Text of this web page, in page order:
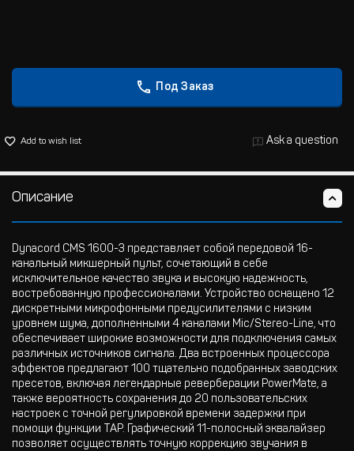
Под Заказ
Add to wish list Ask a question
Описание
Dynacord CMS 1600-3 представляет собой передовой 16-
канальный микшерный пульт, сочетающий в себе
исключительное качество звука и высокую надежность,
востребованную профессионалами. Устройство оснащено 12
дискретными микрофонными предусилителями с низким
уровнем шума, дополненными 4 каналами Mic/Stereo-Line, что
обеспечивает широкие возможности для подключения самых
различных источников сигнала. Два встроенных процессора
эффектов предлагают 100 тщательно подобранных заводских
пресетов, включая легендарные реверберации PowerMate, а
также вероятность сохранения до 20 пользовательских
настроек с точной регулировкой времени задержки при
помощи функции TAP. Графический 11-полосный эквалайзер
позволяет осуществлять точную коррекцию звучания в